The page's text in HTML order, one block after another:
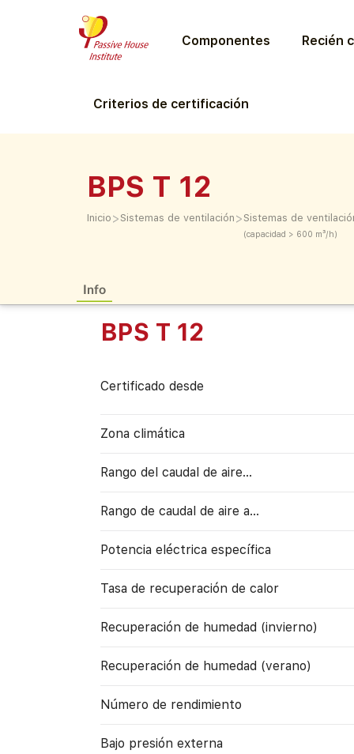
Componentes Recién
Criterios de certificación
BPS T 12
Inicio > Sistemas de ventilación > Sistemas de
(capacidad > 600 m³/h)
Info
BPS T 12
Certificado desde
Zona climática
Rango del caudal de aire...
Rango de caudal de aire a…
Potencia eléctrica específica
Tasa de recuperación de calor
Recuperación de humedad (invierno)
Recuperación de humedad (verano)
Número de rendimiento
Bajo presión externa